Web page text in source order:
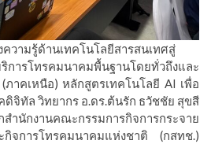
วามรู้ด้านเทคโนโลยีสารสนเทศสู่
ารโทรคมนาคมพื้นฐานโดยทั่วถึงและ
าคเหนือ) หลักสูตรเทคโนโลยี AI เพื่อ
จิทัล วิทยากร อ.ดร.ต้นรัก ธวัชชัย สุขสี
นักงานคณะกรรมการกิจการกระจาย
กิจการโทรคมนาคมแห่งชาติ (กสทช.)